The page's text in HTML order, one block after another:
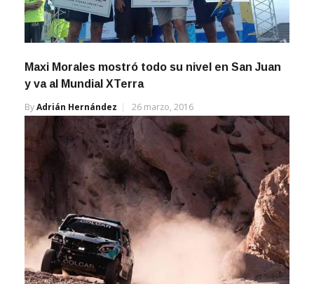
Maxi Morales mostró todo su nivel en San Juan
y va al Mundial XTerra
ByAdrián Hernández 26 marzo, 2016